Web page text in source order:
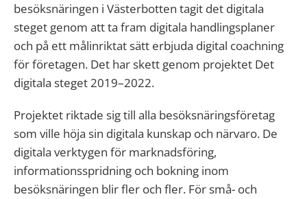
besöksnäringen i Västerbotten tagit det digitala
steget genom att ta fram digitala handlingsplaner
och på ett målinriktat sätt erbjuda digital coachning
för företagen. Det har skett genom projektet Det
digitala steget 2019–2022.
Projektet riktade sig till alla besöksnäringsföretag
som ville höja sin digitala kunskap och närvaro. De
digitala verktygen för marknadsföring,
informationsspridning och bokning inom
besöksnäringen blir fler och fler. För små- och